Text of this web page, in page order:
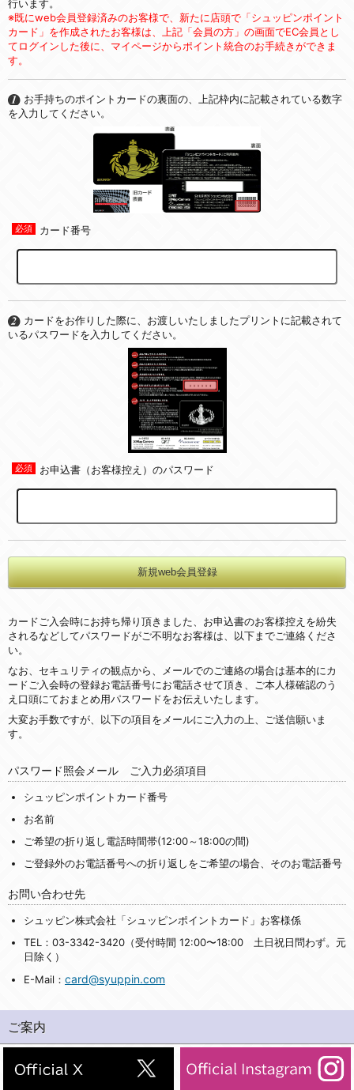
行います。
※既にweb会員登録済みのお客様で、新たに店頭で「シュッピンポイント
カード」を作成されたお客様は、上記「会員の方」の画面でEC会員とし
てログインした後に、マイページからポイント統合のお手続きができま
す。
お手持ちのポイントカードの裏面の、上記枠内に記載されている数字
を入力してください。
カード番号
カードをお作りした際に、お渡しいたしましたプリントに記載されて
いるパスワードを入力してください。
お申込書（お客様控え）のパスワード
カードご入会時にお持ち帰り頂きました、お申込書のお客様控えを紛失
されるなどしてパスワードがご不明なお客様は、以下までご連絡くださ
い。
なお、セキュリティの観点から、メールでのご連絡の場合は基本的にカ
ードご入会時の登録お電話番号にお電話させて頂き、ご本人様確認のう
え口頭にておまとめ用パスワードをお伝えいたします。
大変お手数ですが、以下の項目をメールにご入力の上、ご送信願いま
す。
パスワード照会メール ご入力必須項目
シュッピンポイントカード番号
お名前
ご希望の折り返し電話時間帯(12:00～18:00の間)
ご登録外のお電話番号への折り返しをご希望の場合、そのお電話番号
お問い合わせ先
シュッピン株式会社「シュッピンポイントカード」お客様係
TEL：03-3342-3420（受付時間 12:00〜18:00 土日祝日問わず。元
日除く）
E-Mail： card@syuppin.com
ご案内